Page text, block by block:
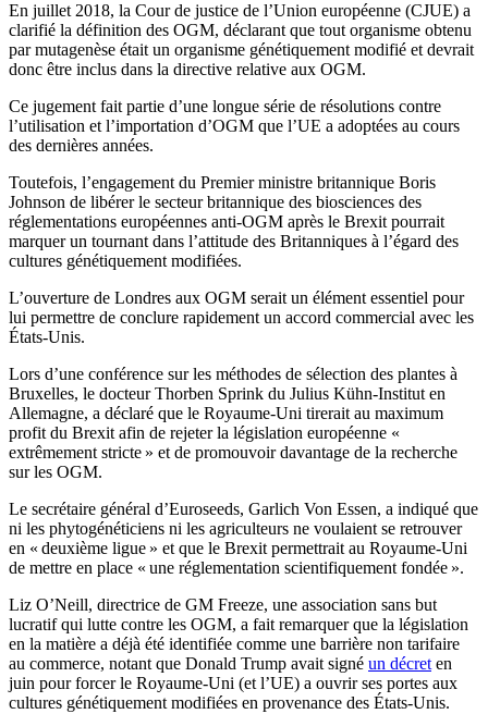
En juillet 2018, la Cour de justice de l’Union européenne (CJUE) a
clarifié la définition des OGM, déclarant que tout organisme obtenu
par mutagenèse était un organisme génétiquement modifié et devrait
donc être inclus dans la directive relative aux OGM.
Ce jugement fait partie d’une longue série de résolutions contre
l’utilisation et l’importation d’OGM que l’UE a adoptées au cours
des dernières années.
Toutefois, l’engagement du Premier ministre britannique Boris
Johnson de libérer le secteur britannique des biosciences des
réglementations européennes anti-OGM après le Brexit pourrait
marquer un tournant dans l’attitude des Britanniques à l’égard des
cultures génétiquement modifiées.
L’ouverture de Londres aux OGM serait un élément essentiel pour
lui permettre de conclure rapidement un accord commercial avec les
États-Unis.
Lors d’une conférence sur les méthodes de sélection des plantes à
Bruxelles, le docteur Thorben Sprink du Julius Kühn-Institut en
Allemagne, a déclaré que le Royaume-Uni tirerait au maximum
profit du Brexit afin de rejeter la législation européenne «
extrêmement stricte » et de promouvoir davantage de la recherche
sur les OGM.
Le secrétaire général d’Euroseeds, Garlich Von Essen, a indiqué que
ni les phytogénéticiens ni les agriculteurs ne voulaient se retrouver
en « deuxième ligue » et que le Brexit permettrait au Royaume-Uni
de mettre en place « une réglementation scientifiquement fondée ».
Liz O’Neill, directrice de GM Freeze, une association sans but
lucratif qui lutte contre les OGM, a fait remarquer que la législation
en la matière a déjà été identifiée comme une barrière non tarifaire
au commerce, notant que Donald Trump avait signé un décret en
juin pour forcer le Royaume-Uni (et l’UE) a ouvrir ses portes aux
cultures génétiquement modifiées en provenance des États-Unis.